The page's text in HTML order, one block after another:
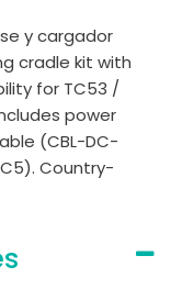
y cargador
cradle kit with
for TC53 /
power
(CBL-DC-
Country-